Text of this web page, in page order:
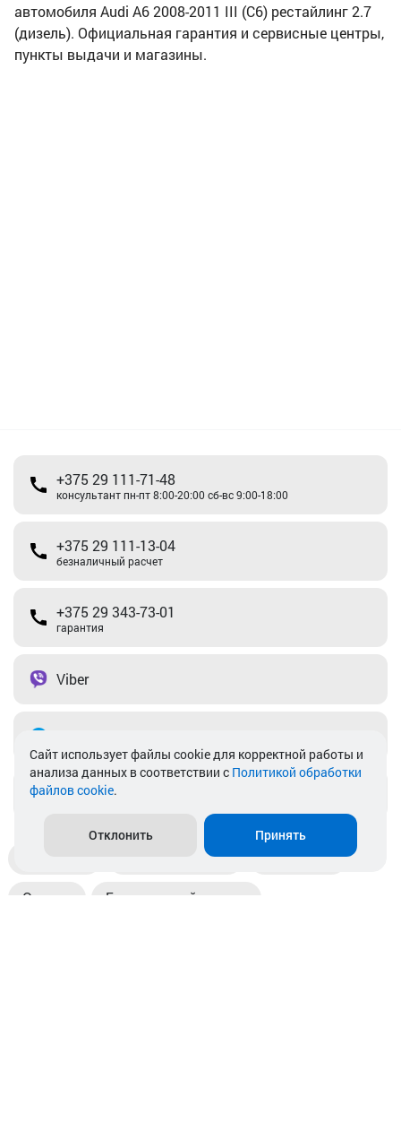
автомобиля Audi A6 2008-2011 III (C6) рестайлинг 2.7
(дизель). Официальная гарантия и сервисные центры,
пункты выдачи и магазины.
+375 29 111-71-48
консультант пн-пт 8:00-20:00 сб-вс 9:00-18:00
+375 29 111-13-04
безналичный расчет
+375 29 343-73-01
гарантия
Viber
info@akkamulik.by
Пункты выдачи Магазины
Оплата Безналичный расчет
Cайт использует файлы cookie для корректной работы и
анализа данных в соответствии с Политикой обработки
файлов cookie.
Отклонить Принять